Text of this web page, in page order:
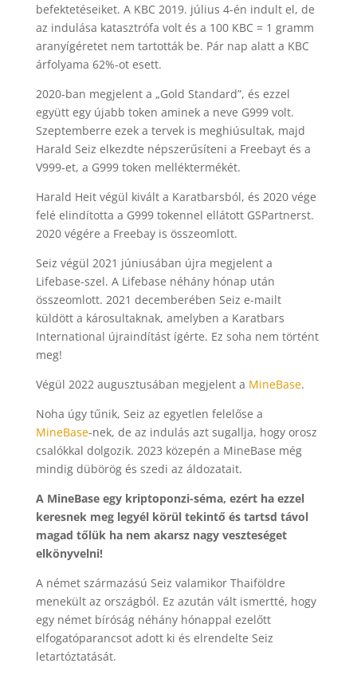
befektetéseiket. A KBC 2019. július 4-én indult el, de
az indulása katasztrófa volt és a 100 KBC = 1 gramm
aranyígéretet nem tartották be. Pár nap alatt a KBC
árfolyama 62%-ot esett.
2020-ban megjelent a „Gold Standard”, és ezzel
együtt egy újabb token aminek a neve G999 volt.
Szeptemberre ezek a tervek is meghiúsultak, majd
Harald Seiz elkezdte népszerűsíteni a Freebayt és a
V999-et, a G999 token melléktermékét.
Harald Heit végül kivált a Karatbarsból, és 2020 vége
felé elindította a G999 tokennel ellátott GSPartnerst.
2020 végére a Freebay is összeomlott.
Seiz végül 2021 júniusában újra megjelent a
Lifebase-szel. A Lifebase néhány hónap után
összeomlott. 2021 decemberében Seiz e-mailt
küldött a károsultaknak, amelyben a Karatbars
International újraindítást ígérte. Ez soha nem történt
meg!
Végül 2022 augusztusában megjelent a MineBase.
Noha úgy tűnik, Seiz az egyetlen felelőse a
MineBase-nek, de az indulás azt sugallja, hogy orosz
csalókkal dolgozik. 2023 közepén a MineBase még
mindig dübörög és szedi az áldozatait.
A MineBase egy kriptoponzi-séma, ezért ha ezzel
keresnek meg legyél körül tekintő és tartsd távol
magad tőlük ha nem akarsz nagy veszteséget
elkönyvelni!
A német származású Seiz valamikor Thaiföldre
menekült az országból. Ez azután vált ismertté, hogy
egy német bíróság néhány hónappal ezelőtt
elfogatóparancsot adott ki és elrendelte Seiz
letartóztatását.